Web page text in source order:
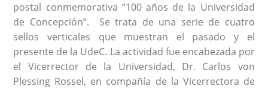
postal conmemorativa “100 años de la Universidad
de Concepción”. Se trata de una serie de cuatro
sellos verticales que muestran el pasado y el
presente de la UdeC. La actividad fue encabezada por
el Vicerrector de la Universidad, Dr. Carlos von
Plessing Rossel, en compañía de la Vicerrectora de